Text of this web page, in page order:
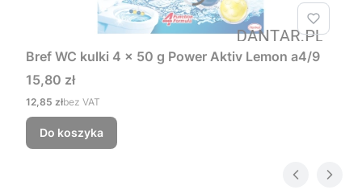
Bref WC kulki 4 x 50 g Power Aktiv Lemon a4/9
Cena
15,80 zł
Cena
12,85 złbez VAT
Do koszyka